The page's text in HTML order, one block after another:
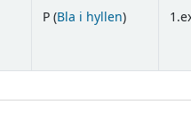
P (Bla i hyllen(Åpnes
)